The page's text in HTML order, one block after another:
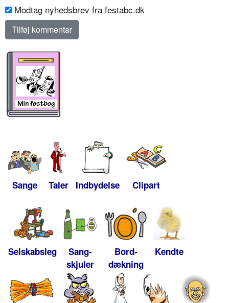
Modtag nyhedsbrev fra festabc.dk
Sange Taler Indbydelse Clipart
Selskabsleg
Sang-
skjuler
Bord-
dækning
Kendte